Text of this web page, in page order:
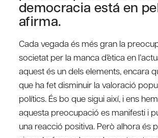
democracia está en
afirma.
Cada vegada és més gran la
societat per la manca d’ètica en
aquest és un dels elements, encara
que ha fet disminuir la valoració
polítics. És bo que sigui així, i ens
aquesta preocupació es manifesti i
una reacció positiva. Però alhora és